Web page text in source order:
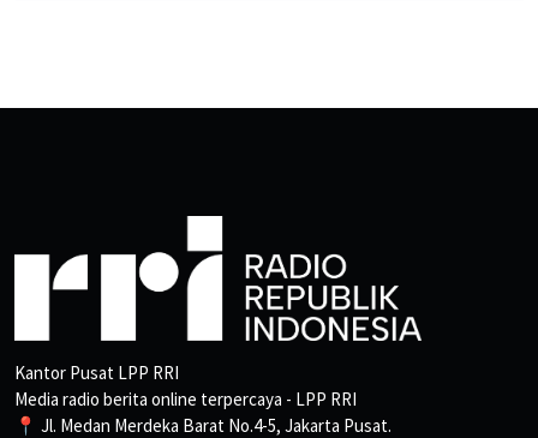
Kantor Pusat LPP RRI
Media radio berita online terpercaya - LPP RRI
📍 Jl. Medan Merdeka Barat No.4-5, Jakarta Pusat.